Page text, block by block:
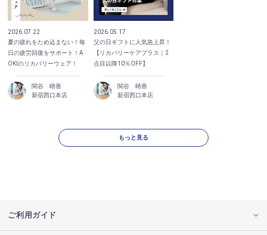
2026.07.22
夏の疲れをため込まない！毎
日の疲労回復をサポート！A
OKIのリカバリーウェア！
関谷 晴香
新宿西口本店
2026.05.17
父の日ギフトに人気急上昇！
【リカバリーケアプラス｜2
点目以降10％OFF】
関谷 晴香
新宿西口本店
もっと見る
ご利用ガイド